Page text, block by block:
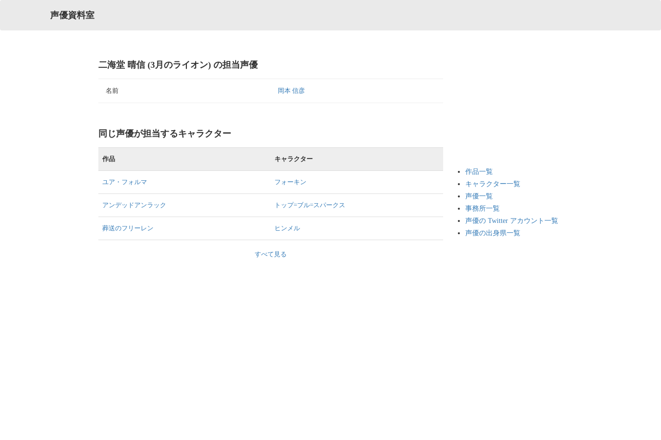
声優資料室
二海堂 晴信 (3月のライオン) の担当声優
名前 岡本 信彦
同じ声優が担当するキャラクター
作品 キャラクター
ユア・フォルマ フォーキン
アンデッドアンラック トップ=ブル=スパークス
葬送のフリーレン ヒンメル
すべて見る
作品一覧
キャラクター一覧
声優一覧
事務所一覧
声優の Twitter アカウント一覧
声優の出身県一覧